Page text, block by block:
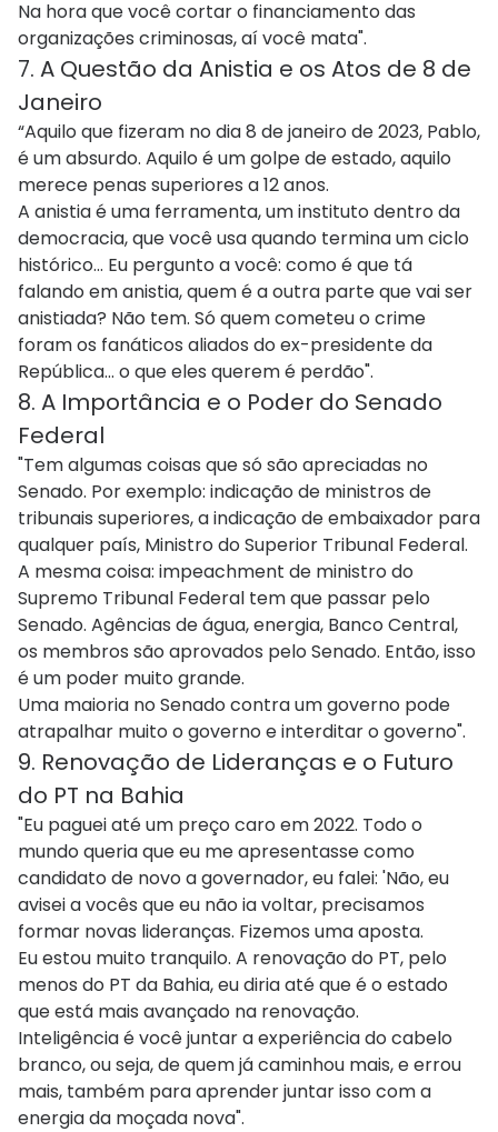
Na hora que você cortar o financiamento das
organizações criminosas, aí você mata".
7. A Questão da Anistia e os Atos de 8 de
Janeiro
“Aquilo que fizeram no dia 8 de janeiro de 2023, Pablo,
é um absurdo. Aquilo é um golpe de estado, aquilo
merece penas superiores a 12 anos.
A anistia é uma ferramenta, um instituto dentro da
democracia, que você usa quando termina um ciclo
histórico... Eu pergunto a você: como é que tá
falando em anistia, quem é a outra parte que vai ser
anistiada? Não tem. Só quem cometeu o crime
foram os fanáticos aliados do ex-presidente da
República... o que eles querem é perdão".
8. A Importância e o Poder do Senado
Federal
"Tem algumas coisas que só são apreciadas no
Senado. Por exemplo: indicação de ministros de
tribunais superiores, a indicação de embaixador para
qualquer país, Ministro do Superior Tribunal Federal.
A mesma coisa: impeachment de ministro do
Supremo Tribunal Federal tem que passar pelo
Senado. Agências de água, energia, Banco Central,
os membros são aprovados pelo Senado. Então, isso
é um poder muito grande.
Uma maioria no Senado contra um governo pode
atrapalhar muito o governo e interditar o governo".
9. Renovação de Lideranças e o Futuro
do PT na Bahia
"Eu paguei até um preço caro em 2022. Todo o
mundo queria que eu me apresentasse como
candidato de novo a governador, eu falei: 'Não, eu
avisei a vocês que eu não ia voltar, precisamos
formar novas lideranças. Fizemos uma aposta.
Eu estou muito tranquilo. A renovação do PT, pelo
menos do PT da Bahia, eu diria até que é o estado
que está mais avançado na renovação.
Inteligência é você juntar a experiência do cabelo
branco, ou seja, de quem já caminhou mais, e errou
mais, também para aprender juntar isso com a
energia da moçada nova".